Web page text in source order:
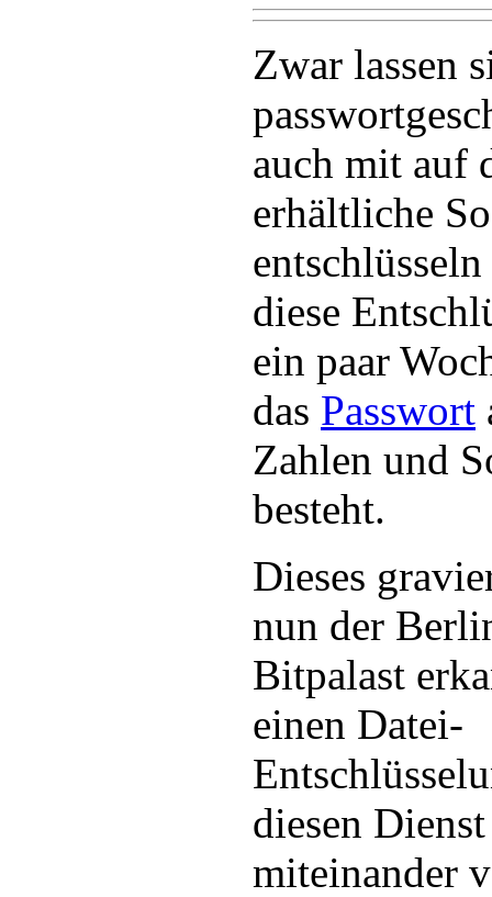
Zwar lassen
auch mit auf
erhältliche
diese
ein paar
das Passwort
Zahlen und
besteht.
Dieses
nun der
Bitpalast
einen Datei-
diesen
miteinander